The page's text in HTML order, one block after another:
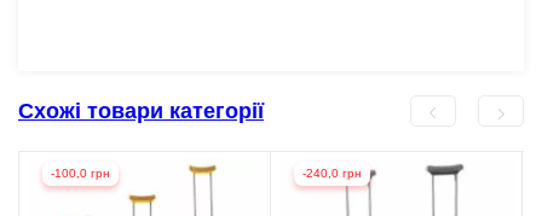
Схожі товари категорії
-100,0 грн -240,0 грн